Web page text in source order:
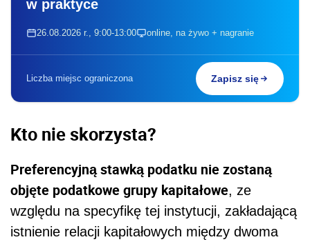
w praktyce
26.08.2026 r., 9:00-13:00 online, na żywo + nagranie
Liczba miejsc ograniczona Zapisz się
Kto nie skorzysta?
Preferencyjną stawką podatku nie zostaną
objęte podatkowe grupy kapitałowe, ze
względu na specyfikę tej instytucji, zakładającą
istnienie relacji kapitałowych między dwoma